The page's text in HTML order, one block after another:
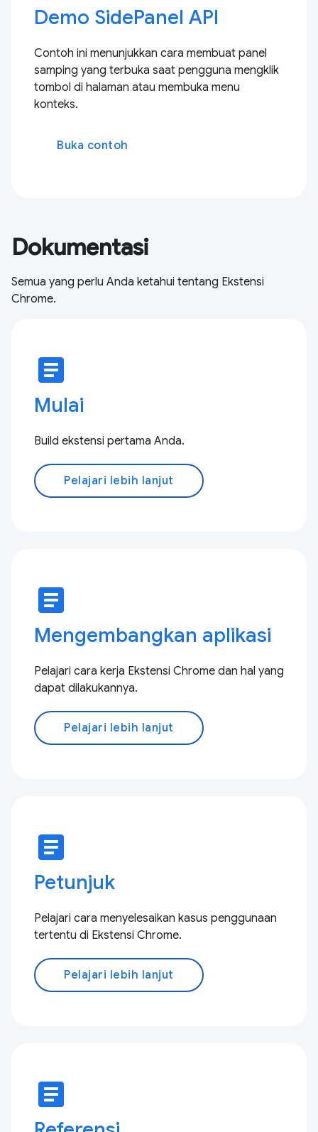
Demo SidePanel API
Contoh ini menunjukkan cara membuat panel
samping yang terbuka saat pengguna mengklik
tombol di halaman atau membuka menu
konteks.
Buka contoh
Dokumentasi
Semua yang perlu Anda ketahui tentang Ekstensi
Chrome.
article
Mulai
Build ekstensi pertama Anda.
Pelajari lebih lanjut
article
Mengembangkan aplikasi
Pelajari cara kerja Ekstensi Chrome dan hal yang
dapat dilakukannya.
Pelajari lebih lanjut
article
Petunjuk
Pelajari cara menyelesaikan kasus penggunaan
tertentu di Ekstensi Chrome.
Pelajari lebih lanjut
article